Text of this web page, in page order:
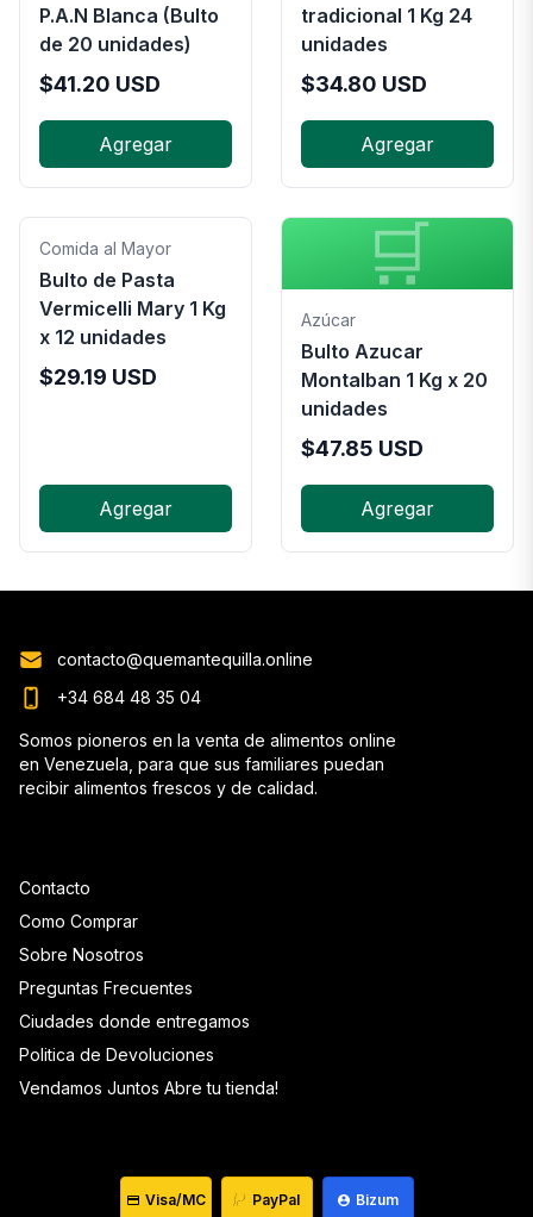
P.A.N Blanca (Bulto
de 20 unidades)
$41.20 USD
Agregar
tradicional 1 Kg 24
unidades
$34.80 USD
Agregar
Comida al Mayor
Bulto de Pasta
Vermicelli Mary 1 Kg
x 12 unidades
$29.19 USD
Agregar
🛒
Azúcar
Bulto Azucar
Montalban 1 Kg x 20
unidades
$47.85 USD
Agregar
Contacto
Como Comprar
Sobre Nosotros
Preguntas Frecuentes
Ciudades donde entregamos
Politica de Devoluciones
Vendamos Juntos Abre tu tienda!
contacto@quemantequilla.online
+34 684 48 35 04
Somos pioneros en la venta de alimentos online
en Venezuela, para que sus familiares puedan
recibir alimentos frescos y de calidad.
Visa/MC PayPal Bizum